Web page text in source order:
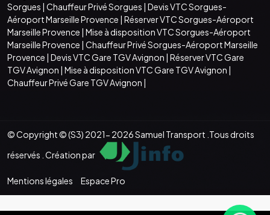
Sorgues | Chauffeur Privé Sorgues | Devis VTC Sorgues-
Aéroport Marseille Provence | Réserver VTC Sorgues-Aéroport
Marseille Provence | Mise à disposition VTC Sorgues-Aéroport
Marseille Provence | Chauffeur Privé Sorgues-Aéroport Marseille
Provence | Devis VTC Gare TGV Avignon | Réserver VTC Gare
TGV Avignon | Mise à disposition VTC Gare TGV Avignon |
Chauffeur Privé Gare TGV Avignon |
© Copyright © (S3) 2021- 2026 Samuel Transport .Tous droits
réservés . Création par
Mentions légales Espace Pro